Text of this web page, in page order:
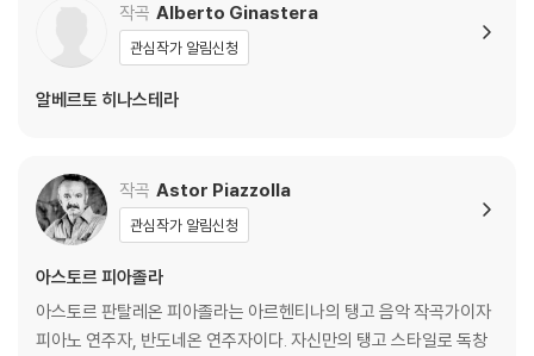
2) 재생 음역의 왜곡을 최소화 하고 반복 재생시에도 최대한 일관되게 유
지되도록 디스크 센터 홀 구경이 작게 제작되는 경우가 있습니다. 턴테이
블 스핀들에 맞지 않는 경우에는 전용 제품 등을 이용하여 센터 홀을 조정
하시면 해결됩니다.
가 있으며, 이는 상품의 불량이 아닙니다. 단, 재생에 이상이 있는 경우에는
불량으로 인한 반품/교환이 가능합니다
아래에 해당하는 경우는 불량이 아니므로 개봉 후 반품/교환이 불가합니
1) 컬러 디스크는 웹 이미지와 실제 색상이 차이가 날 수 있습니다.
작곡 Alberto Ginastera
관심작가 알림신청
알베르토 히나스테라
작곡 Astor Piazzolla
관심작가 알림신청
아스토르 피아졸라
아스토르 판탈레온 피아졸라는 아르헨티나의 탱고 음악 작곡가이자
피아노 연주자, 반도네온 연주자이다. 자신만의 탱고 스타일로 독창